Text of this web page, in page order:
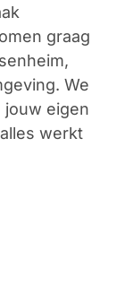
graag
We
jouw eigen
werkt